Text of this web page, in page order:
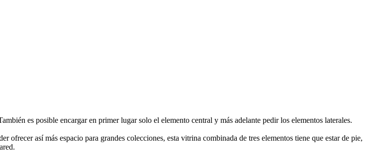
es posible encargar en primer lugar solo el elemento central y más adelante pedir los elementos laterales.
ofrecer así más espacio para grandes colecciones, esta vitrina combinada de tres elementos tiene que estar de pie,